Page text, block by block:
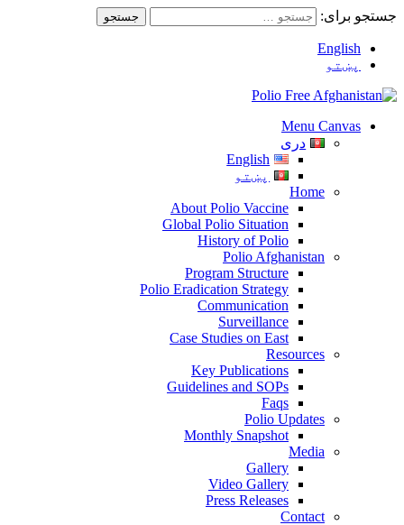
جستجو برای:
English
پښتو
Menu Canvas
دری
English
پښتو
Home
About Polio Vaccine
Global Polio Situation
History of Polio
Polio Afghanistan
Program Structure
Polio Eradication Strategy
Communication
Surveillance
Case Studies on East
Resources
Key Publications
Guidelines and SOPs
Faqs
Polio Updates
Monthly Snapshot
Media
Gallery
Video Gallery
Press Releases
Contact